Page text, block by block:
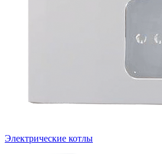
Электрические котлы